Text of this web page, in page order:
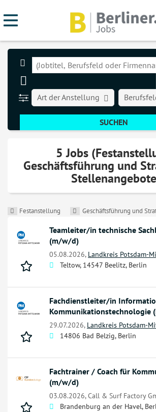
Art der Anstellung
5 Jobs
Geschäftsführung und
Stellenangebote
Festanstellung Geschäftsführung und
Teamleiter/in technische
(m/w/d)
05.08.2026, Landkreis Potsdam-
Teltow, 14547 Beelitz, Berlin
Fachdienstleiter/in
Kommunikationstechnologie
29.07.2026, Landkreis Potsdam-
14806 Bad Belzig, Berlin
Fachtrainer / Coach für
(m/w/d)
03.08.2026,Call & Surf Factory
Brandenburg an der Havel,